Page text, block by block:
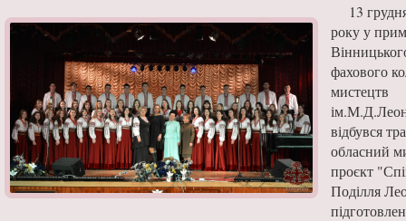
13
року у
фахового
мистецтв
відбувся
обласний
проєкт
Поділля